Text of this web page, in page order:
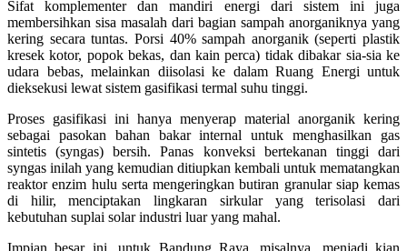
Sifat komplementer dan mandiri energi dari sistem ini juga
membersihkan sisa masalah dari bagian sampah anorganiknya yang
kering secara tuntas. Porsi 40% sampah anorganik (seperti plastik
kresek kotor, popok bekas, dan kain perca) tidak dibakar sia-sia ke
udara bebas, melainkan diisolasi ke dalam Ruang Energi untuk
dieksekusi lewat sistem gasifikasi termal suhu tinggi.
Proses gasifikasi ini hanya menyerap material anorganik kering
sebagai pasokan bahan bakar internal untuk menghasilkan gas
sintetis (syngas) bersih. Panas konveksi bertekanan tinggi dari
syngas inilah yang kemudian ditiupkan kembali untuk mematangkan
reaktor enzim hulu serta mengeringkan butiran granular siap kemas
di hilir, menciptakan lingkaran sirkular yang terisolasi dari
kebutuhan suplai solar industri luar yang mahal.